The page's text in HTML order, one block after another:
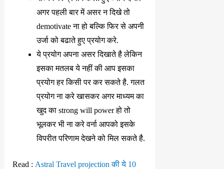
अगर पहली बार में असर न दिखे तो
demotivate ना हो बल्कि फिर से अपनी
उर्जा को बढाते हुए प्रयोग करे.
ये प्रयोग अपना असर दिखाते है लेकिन
इसका मतलब ये नहीं की आप इसका
प्रयोग हर किसी पर कर सकते है. गलत
प्रयोग ना करे खासकर अगर माध्यम का
खुद का strong will power हो तो
भूलकर भी ना करे वर्ना आपको इसके
विपरीत परिणाम देखने को मिल सकते है.
Read : Astral Travel projection की ये 10